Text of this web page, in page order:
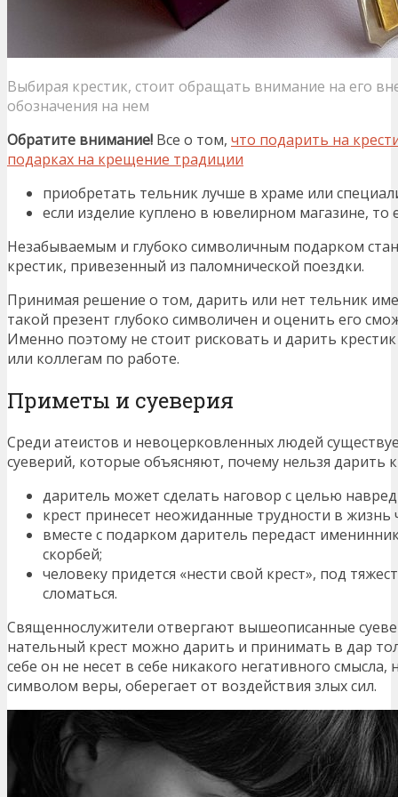
Выбирая крестик, стоит обращать внимание на его
обозначения на нем
Обратите внимание! Все о том, что подарить на
подарках на крещение традиции
приобретать тельник лучше в храме или
если изделие куплено в ювелирном магазине, то
Незабываемым и глубоко символичным подарком
крестик, привезенный из паломнической поездки.
Принимая решение о том, дарить или нет тельник
такой презент глубоко символичен и оценить его
Именно поэтому не стоит рисковать и дарить
или коллегам по работе.
Приметы и суеверия
Среди атеистов и невоцерковленных людей
суеверий, которые объясняют, почему нельзя дарить
даритель может сделать наговор с целью
крест принесет неожиданные трудности в жизнь
вместе с подарком даритель передаст
скорбей;
человеку придется «нести свой крест», под
сломаться.
Священнослужители отвергают вышеописанные
нательный крест можно дарить и принимать в дар
себе он не несет в себе никакого негативного смысла,
символом веры, оберегает от воздействия злых сил.